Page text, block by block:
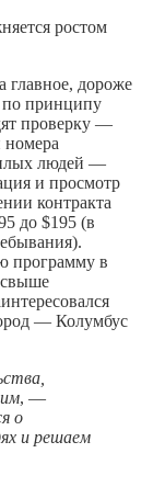
ростом
главное, дороже
по принципу
проверку —
номера
людей —
и просмотр
контракта
до $195 (в
программу в
свыше
— Колумбус
, —
о
и решаем